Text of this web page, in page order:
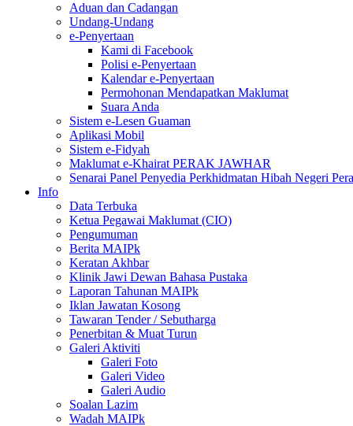
Aduan dan Cadangan
Undang-Undang
e-Penyertaan
Kami di Facebook
Polisi e-Penyertaan
Kalendar e-Penyertaan
Permohonan Mendapatkan Maklumat
Suara Anda
Sistem e-Lesen Guaman
Aplikasi Mobil
Sistem e-Fidyah
Maklumat e-Khairat PERAK JAWHAR
Senarai Panel Penyedia Perkhidmatan Hibah Negeri
Info
Data Terbuka
Ketua Pegawai Maklumat (CIO)
Pengumuman
Berita MAIPk
Keratan Akhbar
Klinik Jawi Dewan Bahasa Pustaka
Laporan Tahunan MAIPk
Iklan Jawatan Kosong
Tawaran Tender / Sebutharga
Penerbitan & Muat Turun
Galeri Aktiviti
Galeri Foto
Galeri Video
Galeri Audio
Soalan Lazim
Wadah MAIPk